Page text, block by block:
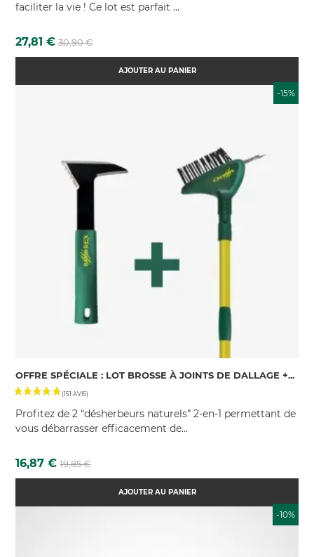
faciliter la vie ! Ce lot est parfait ...
Prix
27,81 € Prix
de
base
30,90 €
AJOUTER AU PANIER
OFFRE SPÉCIALE : LOT BROSSE À JOINTS DE DALLAGE +...
Profitez de 2 “désherbeurs naturels” 2-en-1 permettant de
vous débarrasser efficacement de...
Prix
16,87 € Prix
de
base
19,85 €
-15%
AJOUTER AU PANIER
-10%